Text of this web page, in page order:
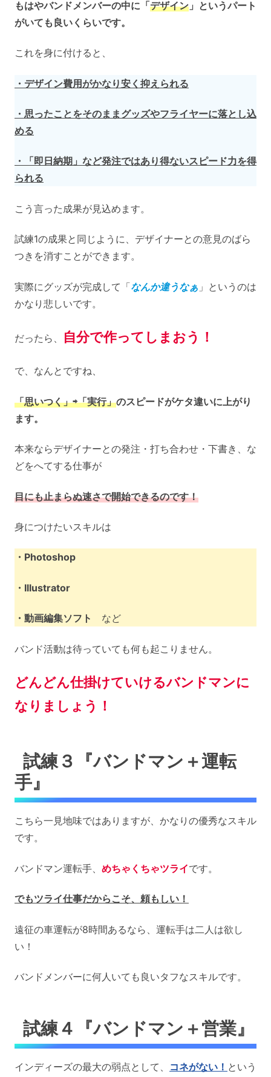
もはやバンドメンバーの中に「デザイン 」というパート
がいても良いくらいです。
これを身に付けると、
・デザイン費用がかなり安く抑えられる
・思ったことをそのままグッズやフライヤーに落とし込
める
・「即日納期」など発注ではあり得ないスピード力を得
られる
こう言った成果が見込めます。
試練1の成果と同じように、デザイナーとの意見のばら
つきを消すことができます。
実際にグッズが完成して「なんか違うなぁ 」というのは
かなり悲しいです。
だったら、 自分で作ってしまおう！
で、なんとですね、
「思いつく」⇨「実行」のスピードがケタ違いに上がり
ます。
本来ならデザイナーとの発注・打ち合わせ・下書き、な
どをへてする仕事が
目にも止まらぬ速さで開始できるのです！
身につけたいスキルは
・Photoshop
・Illustrator
・動画編集ソフト など
バンド活動は待っていても何も起こりません。
どんどん仕掛けていけるバンドマンに
なりましょう！
試練３『バンドマン＋運転
手』
こちら一見地味ではありますが、かなりの優秀なスキル
です。
バンドマン運転手、 めちゃくちゃツライです。
でもツライ仕事だからこそ、頼もしい！
遠征の車運転が8時間あるなら、運転手は二人は欲し
い！
バンドメンバーに何人いても良いタフなスキルです。
試練４『バンドマン＋営業』
インディーズの最大の弱点として、 コネがない！ という